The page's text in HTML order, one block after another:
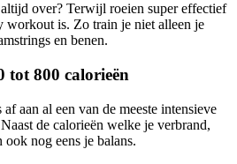
over? Terwijl roeien super effectief
workout is. Zo train je niet alleen je
en benen.
tot 800 calorieën
aan al een van de meeste intensieve
de calorieën welke je verbrand,
nog eens je balans.